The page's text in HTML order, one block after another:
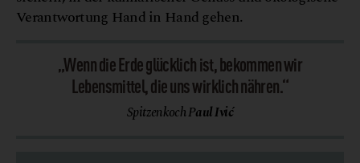
Verantwortung Hand in Hand gehen.
„Wenn die Erde glücklich ist, bekommen wir
Lebensmittel, die uns wirklich nähren.“
Spitzenkoch Paul Ivić